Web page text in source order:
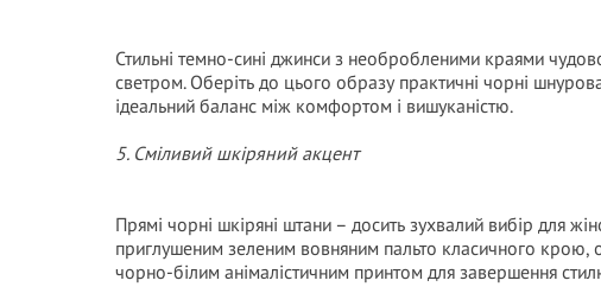
Стильні темно-сині джинси з необробленими краями
светром. Оберіть до цього образу практичні чорні
ідеальний баланс між комфортом і вишуканістю.
5. Сміливий шкіряний акцент
Прямі чорні шкіряні штани – досить зухвалий вибір для
приглушеним зеленим вовняним пальто класичного крою,
чорно-білим анімалістичним принтом для завершення